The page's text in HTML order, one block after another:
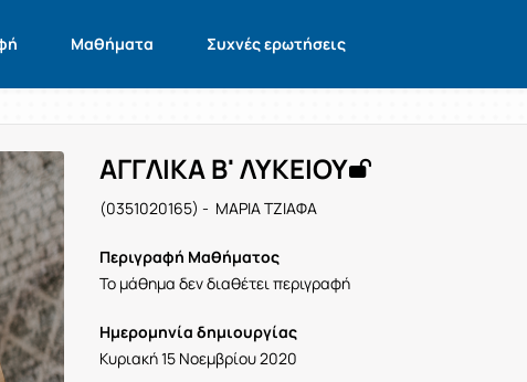
Μαθήματα Συχνές ερωτήσεις
ΑΓΓΛΙΚΑ Β' ΛΥΚΕΙΟΥ
(0351020165) - ΜΑΡΙΑ ΤΖΙΑΦΑ
Περιγραφή Μαθήματος
Το μάθημα δεν διαθέτει περιγραφή
Ημερομηνία δημιουργίας
Κυριακή 15 Νοεμβρίου 2020